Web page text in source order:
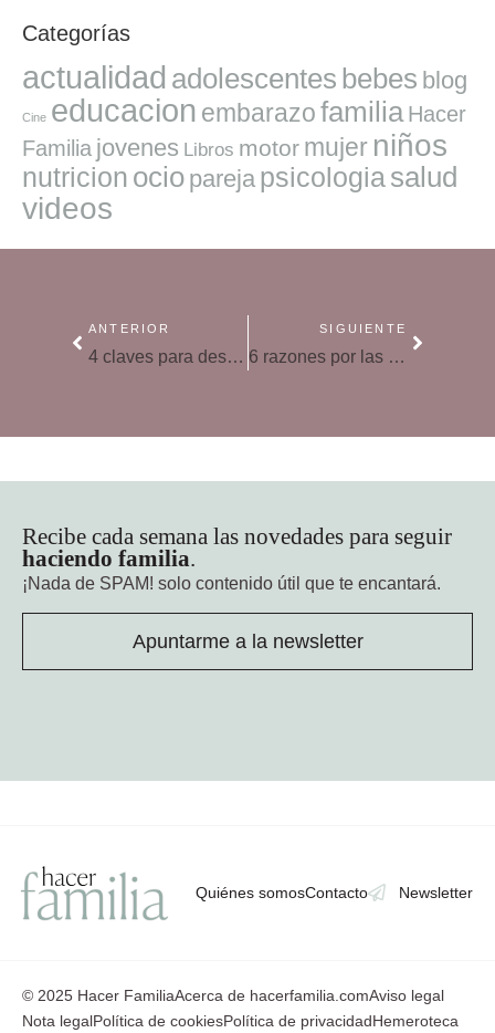
Categorías
actualidad adolescentes bebes blog
Cine educacion embarazofamilia Hacer
Familia jovenes Libros motor mujer niños
nutricion ocio pareja psicologiasalud
videos
ANTERIOR
4 claves para despertar el asombro y aprender a maravillarse en familia
SIGUIENTE
6 razones por las que en casa (también) nos tenemos que hablar con respeto y cariño
Recibe cada semana las novedades para seguir
haciendo familia.
¡Nada de SPAM! solo contenido útil que te encantará.
Apuntarme a la newsletter
Quiénes somosContacto Newsletter
© 2025 Hacer FamiliaAcerca de hacerfamilia.comAviso legal
Nota legalPolítica de cookiesPolítica de privacidadHemeroteca